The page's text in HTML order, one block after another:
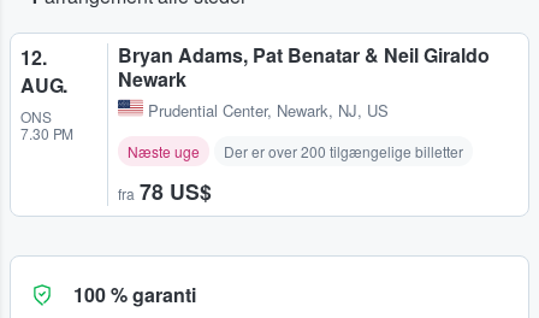
12.
AUG.
ONS
7.30 PM
Bryan Adams, Pat Benatar & Neil Giraldo
Newark
Prudential Center, Newark, NJ, US
Næste uge Der er over 200 tilgængelige billetter
fra 78 US$
100 % garanti